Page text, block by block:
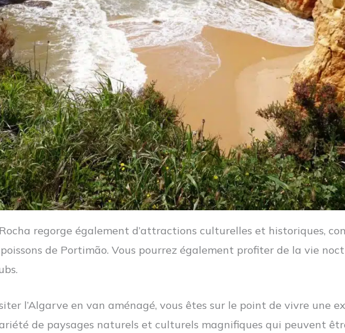
regorge également d’attractions culturelles et historiques,
de Portimão. Vous pourrez également profiter de la vie
l’Algarve en van aménagé, vous êtes sur le point de vivre une
de paysages naturels et culturels magnifiques qui peuvent